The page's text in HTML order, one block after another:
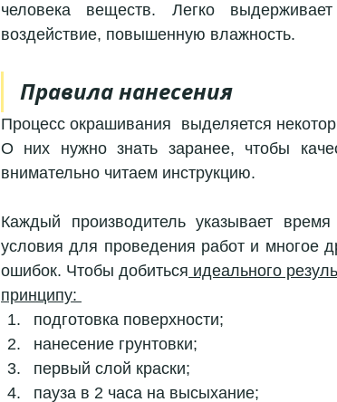
человека веществ. Легко
воздействие, повышенную влажность.
Правила нанесения
Процесс окрашивания  выделяется
О них нужно знать заранее, чтобы
внимательно читаем инструкцию.
Каждый производитель указывает
условия для проведения работ и многое
ошибок. Чтобы добиться идеального
принципу:
подготовка поверхности;
нанесение грунтовки;
первый слой краски;
пауза в 2 часа на высыхание;